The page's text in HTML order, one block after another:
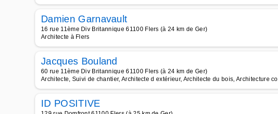
Damien Garnavault
16 rue 11ème Div Britannique 61100 Flers (à 24 km de Ger)
Architecte à Flers
Jacques Bouland
60 rue 11ème Div Britannique 61100 Flers (à 24 km de Ger)
Architecte, Suivi de chantier, Architecte d extérieur, Architecte du bois, Architecture co
ID POSITIVE